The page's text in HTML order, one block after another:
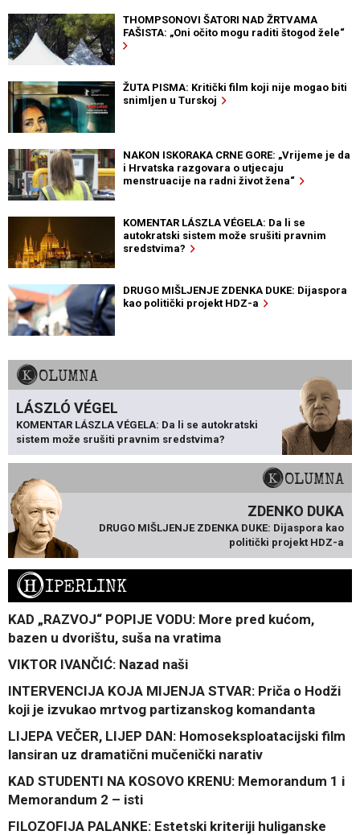
THOMPSONOVI ŠATORI NAD ŽRTVAMA
FAŠISTA: „Oni očito mogu raditi štogod žele“
ŽUTA PISMA: Kritički film koji nije mogao biti
snimljen u Turskoj
NAKON ISKORAKA CRNE GORE: „Vrijeme je da
i Hrvatska razgovara o utjecaju
menstruacije na radni život žena“
KOMENTAR LÁSZLA VÉGELA: Da li se
autokratski sistem može srušiti pravnim
sredstvima?
DRUGO MIŠLJENJE ZDENKA DUKE: Dijaspora
kao politički projekt HDZ-a
KOLUMNA
LÁSZLÓ VÉGEL
KOMENTAR LÁSZLA VÉGELA: Da li se autokratski
sistem može srušiti pravnim sredstvima?
KOLUMNA
ZDENKO DUKA
DRUGO MIŠLJENJE ZDENKA DUKE: Dijaspora kao
politički projekt HDZ-a
HIPERLINK
KAD „RAZVOJ“ POPIJE VODU: More pred kućom,
bazen u dvorištu, suša na vratima
VIKTOR IVANČIĆ: Nazad naši
INTERVENCIJA KOJA MIJENJA STVAR: Priča o Hodži
koji je izvukao mrtvog partizanskog komandanta
LIJEPA VEČER, LIJEP DAN: Homoseksploatacijski film
lansiran uz dramatični mučenički narativ
KAD STUDENTI NA KOSOVO KRENU: Memorandum 1 i
Memorandum 2 – isti
FILOZOFIJA PALANKE: Estetski kriteriji huliganske